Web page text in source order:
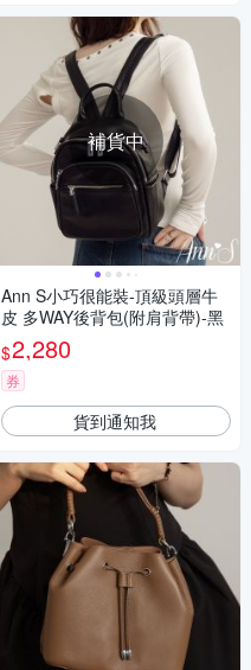
補貨中
Ann S小巧很能裝-頂級頭層牛
皮 多WAY後背包(附肩背帶)-黑
$2,280
券
貨到通知我